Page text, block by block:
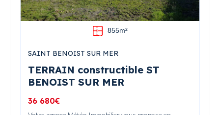
855m²
TERRAIN constructible ST
BENOIST SUR MER
SAINT BENOIST SUR MER
36 680€